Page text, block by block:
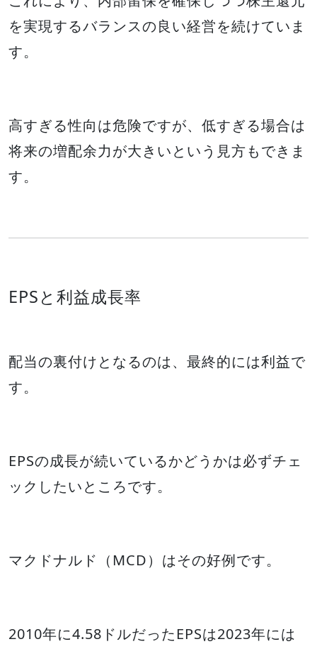
を実現するバランスの良い経営を続けていま
す。
高すぎる性向は危険ですが、低すぎる場合は
将来の増配余力が大きいという見方もできま
す。
EPSと利益成長率
配当の裏付けとなるのは、最終的には利益で
す。
EPSの成長が続いているかどうかは必ずチェ
ックしたいところです。
マクドナルド（MCD）はその好例です。
2010年に4.58ドルだったEPSは2023年には